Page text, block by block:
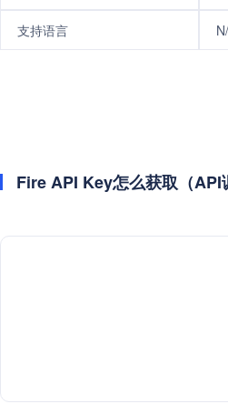
支持语言
Fire API Key怎么获取（API